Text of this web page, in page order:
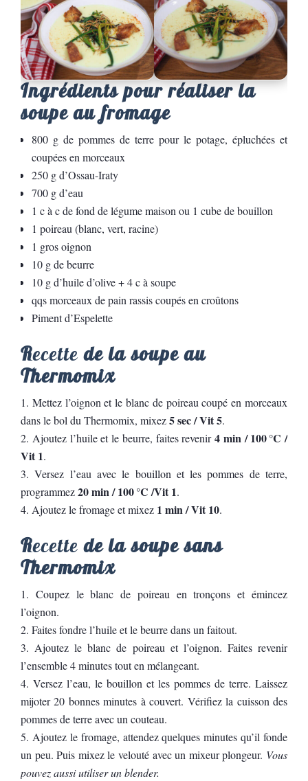
Ingrédients pour réaliser la
soupe au fromage
800 g de pommes de terre pour le potage, épluchées et
coupées en morceaux
250 g d’Ossau-Iraty
700 g d’eau
1 c à c de fond de légume maison ou 1 cube de bouillon
1 poireau (blanc, vert, racine)
1 gros oignon
10 g de beurre
10 g d’huile d’olive + 4 c à soupe
qqs morceaux de pain rassis coupés en croûtons
Piment d’Espelette
Recette de la soupe au
Thermomix
Mettez l’oignon et le blanc de poireau coupé en morceaux
dans le bol du Thermomix, mixez5 sec / Vit 5.
Ajoutez l’huile et le beurre, faites revenir4 min / 100 °C /
Vit 1.
Versez l’eau avec le bouillon et les pommes de terre,
programmez20 min / 100 °C /Vit 1.
Ajoutez le fromage et mixez 1 min / Vit 10.
Recette de la soupe sans
Thermomix
Coupez le blanc de poireau en tronçons et émincez
l’oignon.
Faites fondre l’huile et le beurre dans un faitout.
Ajoutez le blanc de poireau et l’oignon. Faites revenir
l’ensemble 4 minutes tout en mélangeant.
Versez l’eau, le bouillon et les pommes de terre. Laissez
mijoter 20 bonnes minutes à couvert. Vérifiez la cuisson des
pommes de terre avec un couteau.
Ajoutez le fromage, attendez quelques minutes qu’il fonde
un peu. Puis mixez le velouté avec un mixeur plongeur. Vous
pouvez aussi utiliser un blender.